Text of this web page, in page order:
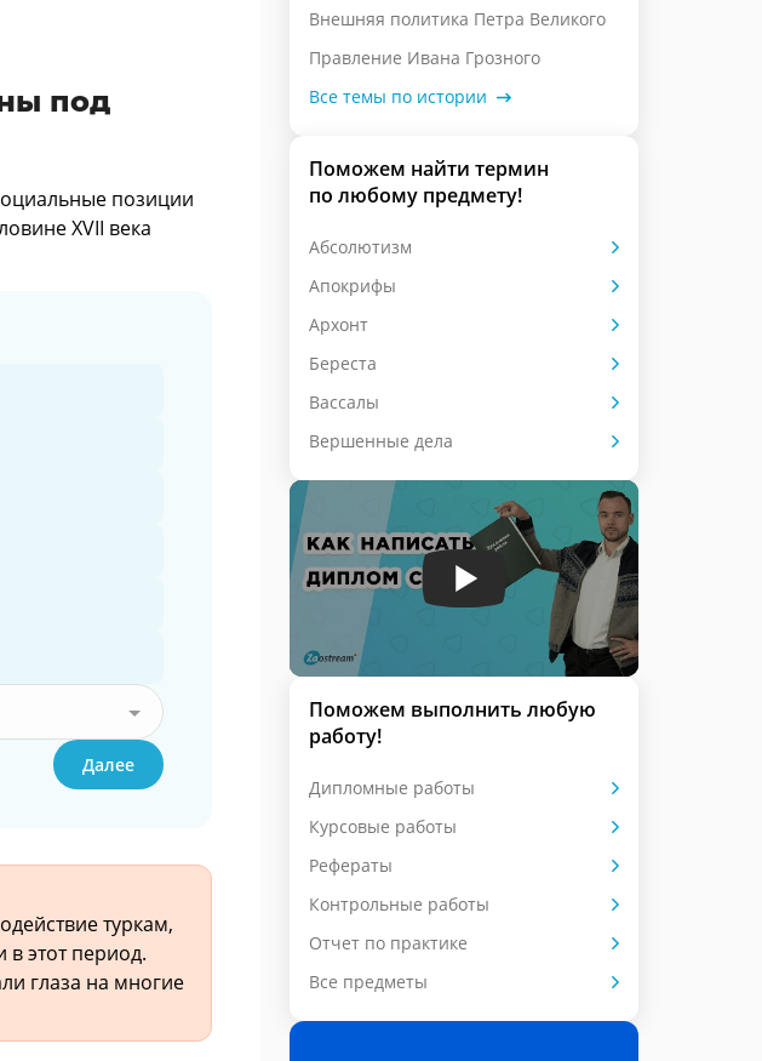
под
позиции
XVII века
Далее
туркам,
этот период.
глаза на многие
Внешняя политика Петра Великого
Правление Ивана Грозного
Все темы по истории
Поможем найти термин
по любому предмету!
Абсолютизм
Апокрифы
Архонт
Береста
Вассалы
Вершенные дела
Поможем выполнить любую
работу!
Дипломные работы
Курсовые работы
Рефераты
Контрольные работы
Отчет по практике
Все предметы